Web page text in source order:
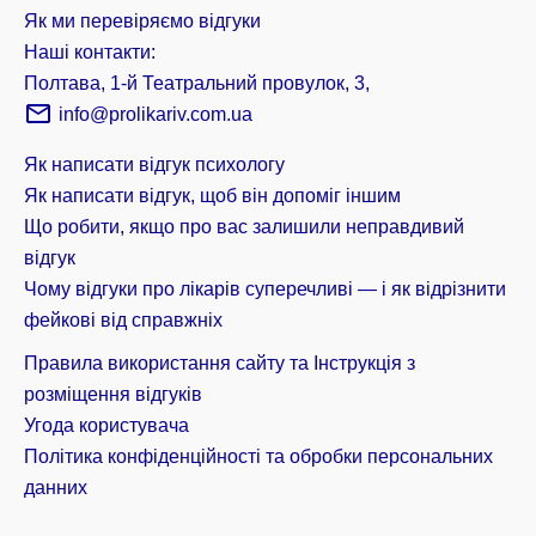
Як ми перевіряємо відгуки
Наші контакти:
Полтава, 1-й Театральний провулок, 3,
info@prolikariv.com.ua
Як написати відгук психологу
Як написати відгук, щоб він допоміг іншим
Що робити, якщо про вас залишили неправдивий
відгук
Чому відгуки про лікарів суперечливі — і як відрізнити
фейкові від справжніх
Правила використання сайту та Інструкція з
розміщення відгуків
Угода користувача
Політика конфіденційності та обробки персональних
данних